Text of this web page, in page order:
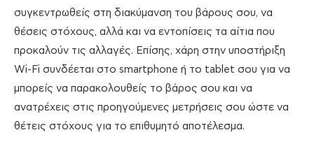
συγκεντρωθείς στη διακύμανση του βάρους σου, να
θέσεις στόχους, αλλά και να εντοπίσεις τα αίτια που
προκαλούν τις αλλαγές. Επίσης, χάρη στην υποστήριξη
Wi-Fi συνδέεται στο smartphone ή το tablet σου για να
μπορείς να παρακολουθείς το βάρος σου και να
ανατρέχεις στις προηγούμενες μετρήσεις σου ώστε να
θέτεις στόχους για το επιθυμητό αποτέλεσμα.